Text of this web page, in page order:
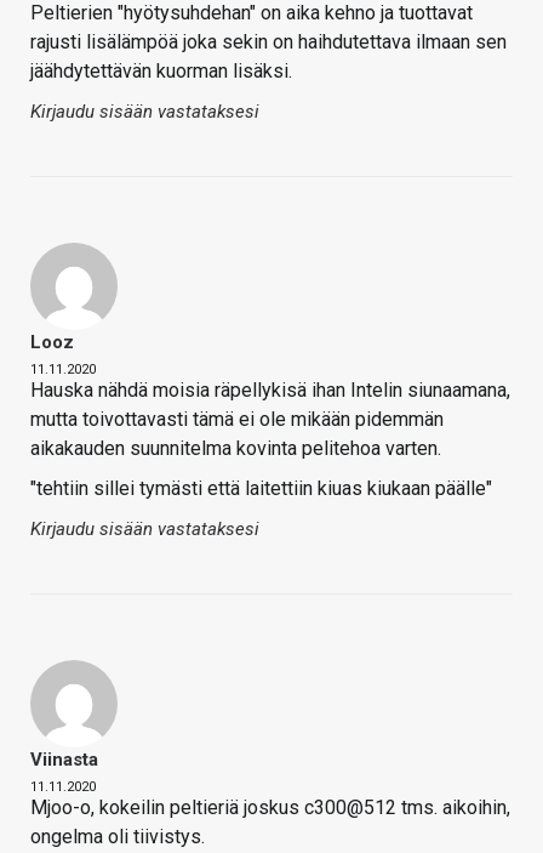
Peltierien "hyötysuhdehan" on aika kehno ja tuottavat
rajusti lisälämpöä joka sekin on haihdutettava ilmaan sen
jäähdytettävän kuorman lisäksi.
Kirjaudu sisään vastataksesi
Looz
11.11.2020
Hauska nähdä moisia räpellykisä ihan Intelin siunaamana,
mutta toivottavasti tämä ei ole mikään pidemmän
aikakauden suunnitelma kovinta pelitehoa varten.
"tehtiin sillei tymästi että laitettiin kiuas kiukaan päälle"
Kirjaudu sisään vastataksesi
Viinasta
11.11.2020
Mjoo-o, kokeilin peltieriä joskus c300@512 tms. aikoihin,
ongelma oli tiivistys.